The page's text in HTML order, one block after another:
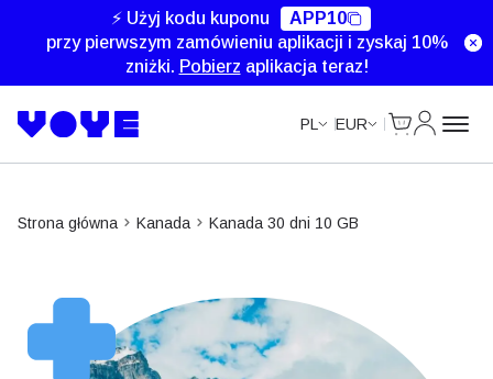
⚡ Użyj kodu kuponu
APP10
przy pierwszym zamówieniu aplikacji i zyskaj 10%
zniżki. Pobierz aplikacja teraz!
PL EUR
Strona główna Kanada Kanada 30 dni 10 GB